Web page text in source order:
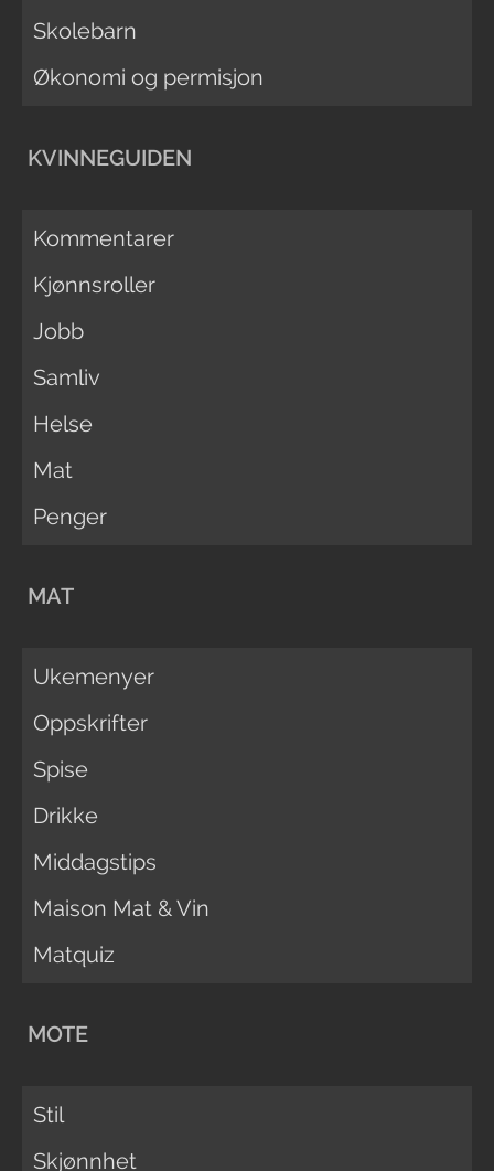
Skolebarn
Økonomi og permisjon
KVINNEGUIDEN
Kommentarer
Kjønnsroller
Jobb
Samliv
Helse
Mat
Penger
MAT
Ukemenyer
Oppskrifter
Spise
Drikke
Middagstips
Maison Mat & Vin
Matquiz
MOTE
Stil
Skjønnhet